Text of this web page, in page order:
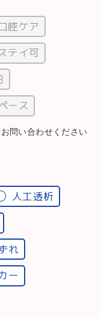
腔ケア
テイ可
ース
お問い合わせください
人工透析
れ
ー